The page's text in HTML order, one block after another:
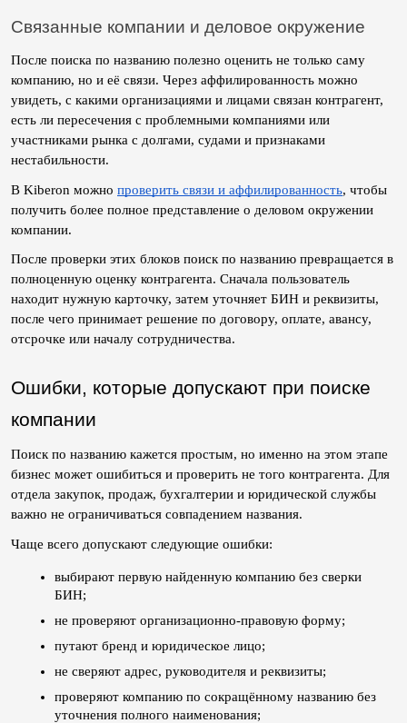
Связанные компании и деловое окружение
После поиска по названию полезно оценить не только саму
компанию, но и её связи. Через аффилированность можно
увидеть, с какими организациями и лицами связан контрагент,
есть ли пересечения с проблемными компаниями или
участниками рынка с долгами, судами и признаками
нестабильности.
В Kiberon можно проверить связи и аффилированность, чтобы
получить более полное представление о деловом окружении
компании.
После проверки этих блоков поиск по названию превращается в
полноценную оценку контрагента. Сначала пользователь
находит нужную карточку, затем уточняет БИН и реквизиты,
после чего принимает решение по договору, оплате, авансу,
отсрочке или началу сотрудничества.
Ошибки, которые допускают при поиске
компании
Поиск по названию кажется простым, но именно на этом этапе
бизнес может ошибиться и проверить не того контрагента. Для
отдела закупок, продаж, бухгалтерии и юридической службы
важно не ограничиваться совпадением названия.
Чаще всего допускают следующие ошибки:
выбирают первую найденную компанию без сверки
БИН;
не проверяют организационно-правовую форму;
путают бренд и юридическое лицо;
не сверяют адрес, руководителя и реквизиты;
проверяют компанию по сокращённому названию без
уточнения полного наименования;